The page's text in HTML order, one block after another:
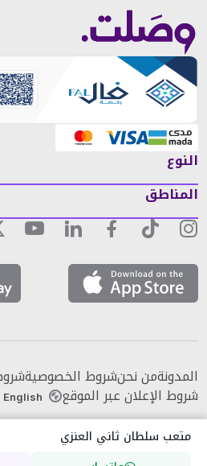
النوع
المناطق
المدونةمن نحنشروط الخصوصية
شروط الإعلان عبر الموقع English
متعب سلطان ثاني العنزي